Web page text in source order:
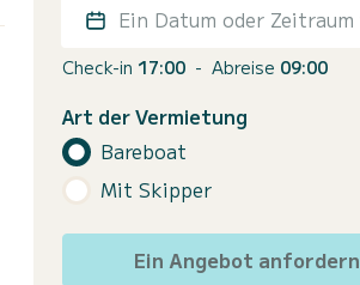
Check-in 17:00 - Abreise 09:00
Art der Vermietung
Bareboat
Mit Skipper
Ein Angebot anfordern